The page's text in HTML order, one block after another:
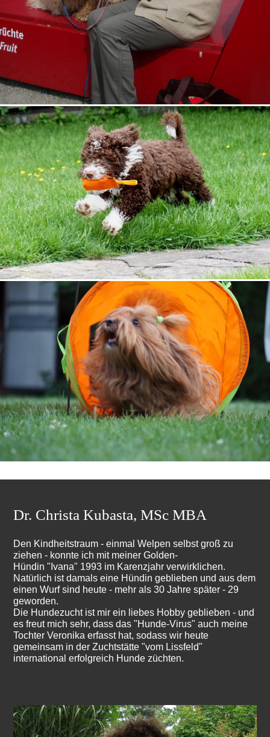
Dr. Christa Kubasta, MSc MBA
Den Kindheitstraum - einmal Welpen selbst groß zu
ziehen - konnte ich mit meiner Golden-
Hündin "Ivana" 1993 im Karenzjahr verwirklichen.
Natürlich ist damals eine Hündin geblieben und aus dem
einen Wurf sind heute - mehr als 30 Jahre später - 29
geworden.
Die Hundezucht ist mir ein liebes Hobby geblieben - und
es freut mich sehr, dass das "Hunde-Virus" auch meine
Tochter Veronika erfasst hat, sodass wir heute
gemeinsam in der Zuchtstätte "vom Lissfeld"
international erfolgreich Hunde züchten.